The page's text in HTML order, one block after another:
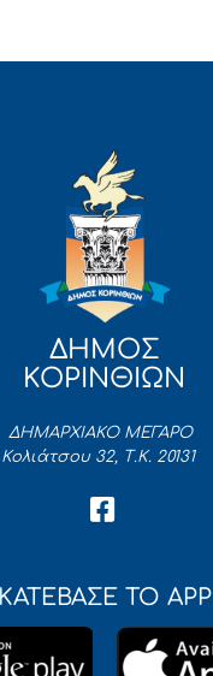
ΔΗΜΟΣ
ΚΟΡΙΝΘΙΩΝ
ΔΗΜΑΡΧΙΑΚΟ ΜΕΓΑΡΟ
Κολιάτσου 32, Τ.Κ. 20131
ΚΑΤΕΒΑΣΕ ΤΟ APP